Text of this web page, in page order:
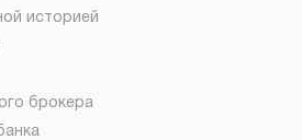
историей
брокера